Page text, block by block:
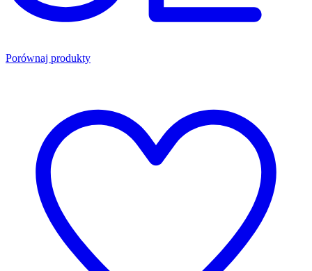
Porównaj produkty